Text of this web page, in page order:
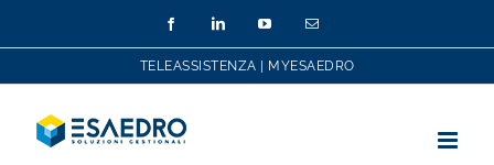
FacebookLinkedInYouTubeEmail
TELEASSISTENZA MYESAEDRO